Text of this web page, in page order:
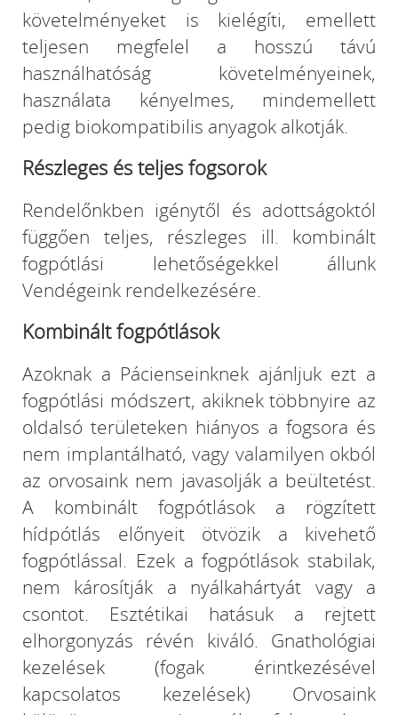
követelményeket is kielégíti, emellett
teljesen megfelel a hosszú távú
használhatóság követelményeinek,
használata kényelmes, mindemellett
pedig biokompatibilis anyagok alkotják.
Részleges és teljes fogsorok
Rendelőnkben igénytől és adottságoktól
függően teljes, részleges ill. kombinált
fogpótlási lehetőségekkel állunk
Vendégeink rendelkezésére.
Kombinált fogpótlások
Azoknak a Pácienseinknek ajánljuk ezt a
fogpótlási módszert, akiknek többnyire az
oldalsó területeken hiányos a fogsora és
nem implantálható, vagy valamilyen okból
az orvosaink nem javasolják a beültetést.
A kombinált fogpótlások a rögzített
hídpótlás előnyeit ötvözik a kivehető
fogpótlással. Ezek a fogpótlások stabilak,
nem károsítják a nyálkahártyát vagy a
csontot. Esztétikai hatásuk a rejtett
elhorgonyzás révén kiváló. Gnathológiai
kezelések (fogak érintkezésével
kapcsolatos kezelések) Orvosaink